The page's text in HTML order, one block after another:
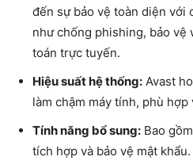
đến sự bảo vệ toàn diện với
như chống phishing, bảo vệ
toán trực tuyến.
Hiệu suất hệ thống: Avast
làm chậm máy tính, phù
Tính năng bổ sung: Bao
tích hợp và bảo vệ mật khẩu.